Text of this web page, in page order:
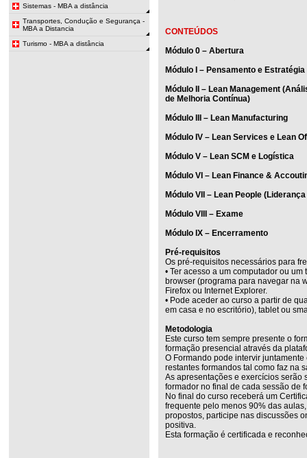
Sistemas - MBA a distância
Transportes, Condução e Segurança -
MBA a Distancia
Turismo - MBA a distância
CONTEÚDOS
Módulo 0 – Abertura
Módulo I – Pensamento e
Módulo II – Lean Management
de Melhoria Contínua)
Módulo III – Lean Manufacturing
Módulo IV – Lean Services e Lean
Módulo V – Lean SCM e Logística
Módulo VI – Lean Finance &
Módulo VII – Lean People
Módulo VIII – Exame
Módulo IX – Encerramento
Pré-requisitos
Os pré-requisitos necessários para
• Ter acesso a um computador ou
browser (programa para navegar na
Firefox ou Internet Explorer.
• Pode aceder ao curso a partir de
em casa e no escritório), tablet ou
Metodologia
Este curso tem sempre presente o
formação presencial através da
O Formando pode intervir
restantes formandos tal como faz na
As apresentações e exercícios
formador no final de cada sessão de
No final do curso receberá um
frequente pelo menos 90% das
propostos, participe nas discussões
positiva.
Esta formação é certificada e